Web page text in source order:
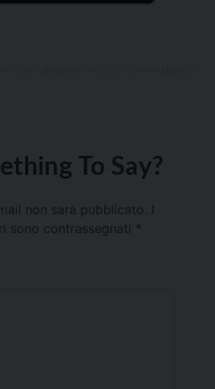
To Say?
non sarà pubblicato.
sono contrassegnati *